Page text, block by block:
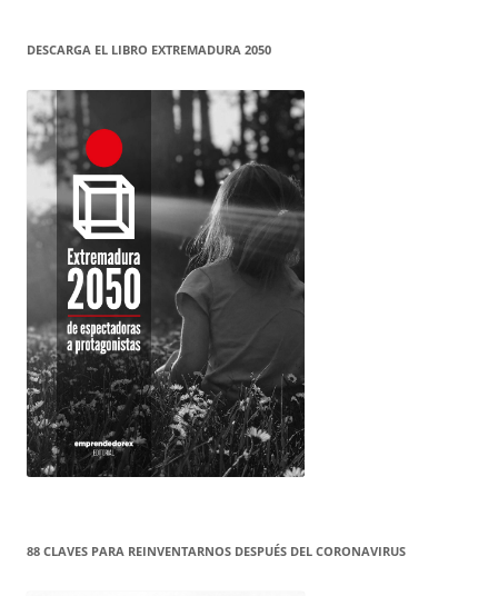
DESCARGA EL LIBRO EXTREMADURA 2050
88 CLAVES PARA REINVENTARNOS DESPUÉS DEL CORONAVIRUS